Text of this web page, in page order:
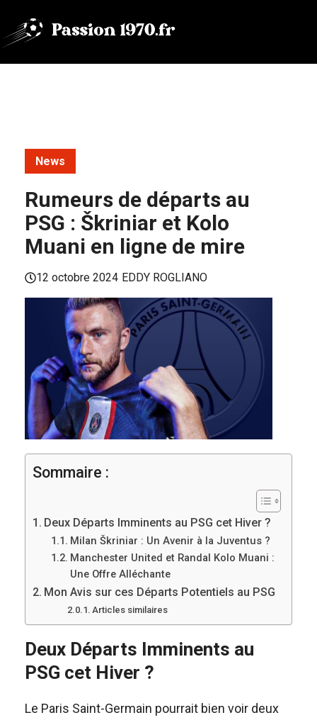
contenu
News
Rumeurs de départs au
PSG : Škriniar et Kolo
Muani en ligne de mire
12 octobre 2024 EDDY ROGLIANO
Sommaire :
Deux Départs Imminents au PSG cet Hiver ?
Milan Škriniar : Un Avenir à la Juventus ?
Manchester United et Randal Kolo Muani :
Une Offre Alléchante
Mon Avis sur ces Départs Potentiels au PSG
Articles similaires
Deux Départs Imminents au
PSG cet Hiver ?
Le Paris Saint-Germain pourrait bien voir deux